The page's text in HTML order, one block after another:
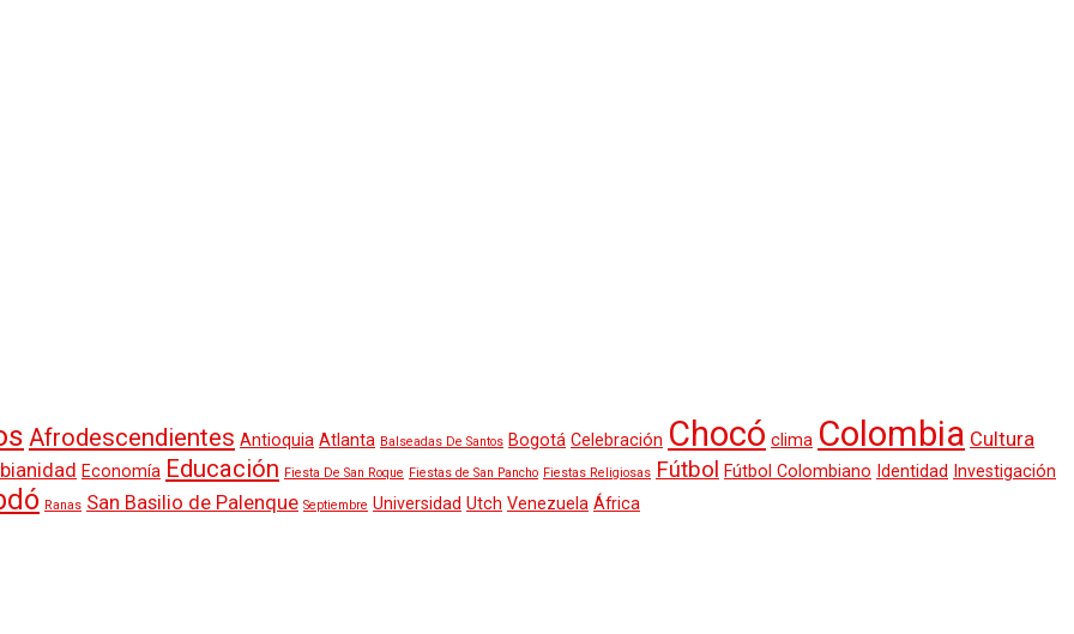
Afrodescendientes Antioquia Atlanta Balseadas De Santos Bogotá Celebración Chocó clima Colombia Cultura
Economía Educación Fiesta De San Roque Fiestas de San Pancho Fiestas Religiosas Fútbol Fútbol Colombiano Identidad
Investigación
Ranas San Basilio de Palenque Septiembre Universidad Utch Venezuela África